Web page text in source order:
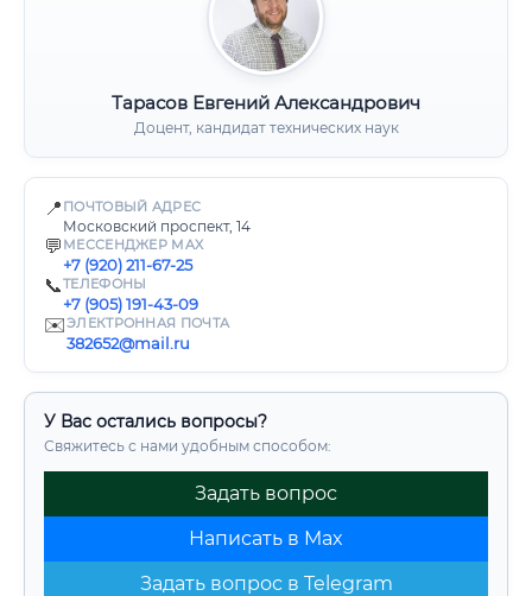
Тарасов Евгений Александрович
Доцент, кандидат технических наук
📍 ПОЧТОВЫЙ АДРЕС
Московский проспект, 14
💬 МЕССЕНДЖЕР MAX
+7 (920) 211-67-25
📞ТЕЛЕФОНЫ
+7 (905) 191-43-09
✉️ЭЛЕКТРОННАЯ ПОЧТА
382652@mail.ru
У Вас остались вопросы?
Свяжитесь с нами удобным способом:
Задать вопрос
Написать в Max
Задать вопрос в Telegram